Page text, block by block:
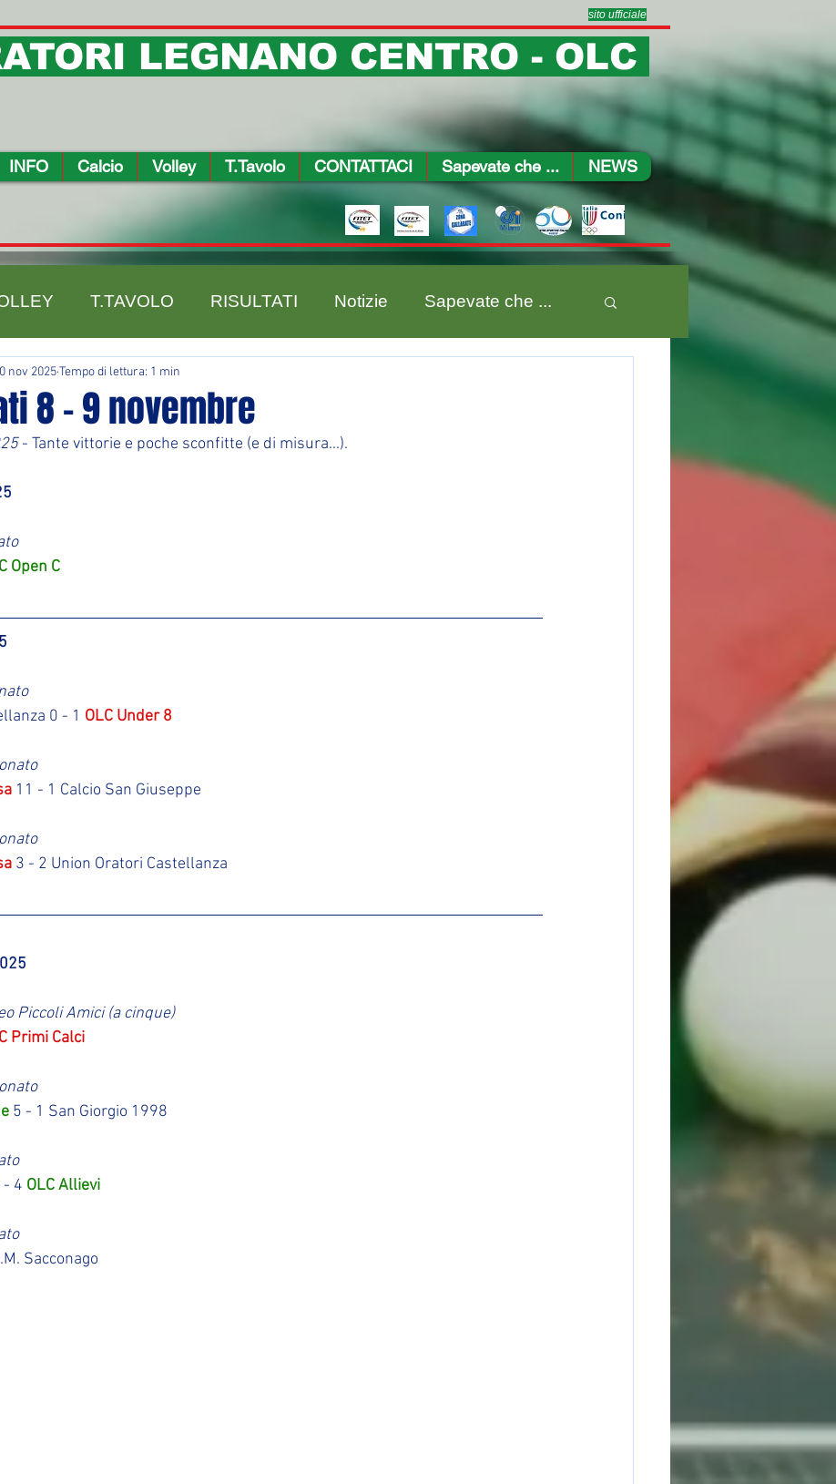
sito ufficiale
LEGNANO CENTRO - OLC
INFO Calcio Volley T.Tavolo CONTATTACI Sapevate che ... NEWS
T.TAVOLO RISULTATI Notizie Sapevate che ...
8 - 9 novembre
nov 2025Tempo di lettura: 1 min
- Tante vittorie e poche sconfitte (e di misura...).
Open C
0 - 1 OLC Under 8
11 - 1 Calcio San Giuseppe
3 - 2 Union Oratori Castellanza
Piccoli Amici (a cinque)
Primi Calci
5 - 1 San Giorgio 1998
- 4 OLC Allievi
Sacconago